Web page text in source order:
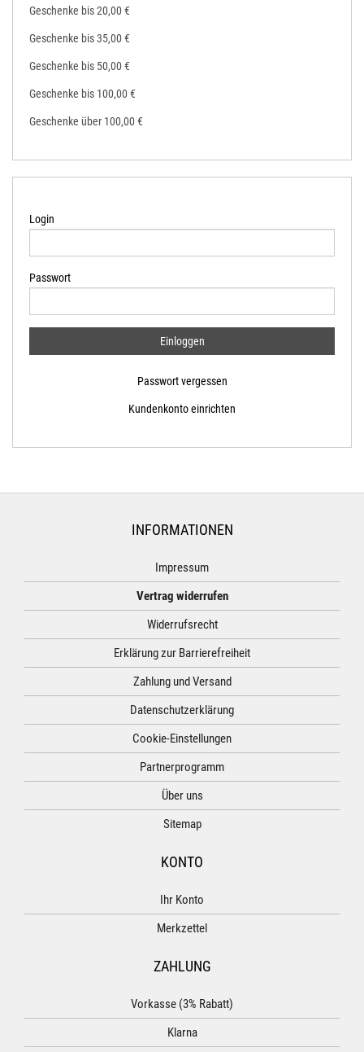
Geschenke bis 20,00 €
Geschenke bis 35,00 €
Geschenke bis 50,00 €
Geschenke bis 100,00 €
Geschenke über 100,00 €
Login
Passwort
Passwort vergessen
Kundenkonto einrichten
INFORMATIONEN
Impressum
Vertrag widerrufen
Widerrufsrecht
Erklärung zur Barrierefreiheit
Zahlung und Versand
Datenschutzerklärung
Cookie-Einstellungen
Partnerprogramm
Über uns
Sitemap
KONTO
Ihr Konto
Merkzettel
ZAHLUNG
Vorkasse (3% Rabatt)
Klarna